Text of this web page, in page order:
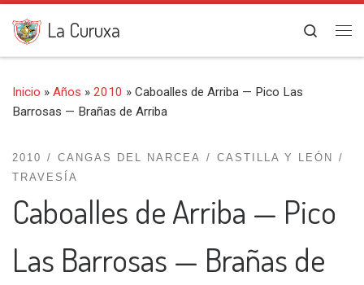
Saltar al contenido
La Curuxa
Search
Inicio » Años » 2010 » Caboalles de Arriba — Pico Las
Barrosas — Brañas de Arriba
2010 CANGAS DEL NARCEA
CASTILLA Y LEÓN
TRAVESÍA
Caboalles de Arriba — Pico
Las Barrosas — Brañas de